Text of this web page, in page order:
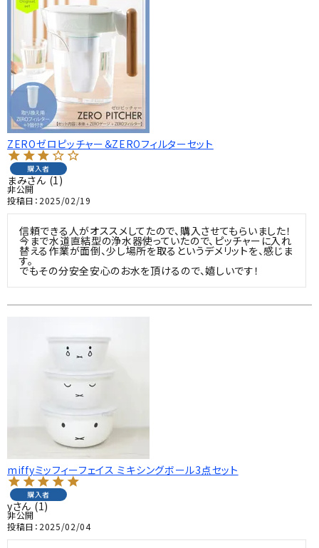
ZEROゼロピッチャー＆ZEROフィルターセット
購入者
まみ 1
非公開
投稿日 2025/02/19
信頼できる人がオススメしてたので、購入させてもらいました！
今まで水道直結型の浄水器使っていたので、ピッチャーに入れ
替える作業が面倒、少し場所を取るというデメリットを、感じま
す。
でもその分安全安心のお水を頂けるので、嬉しいです！
miffyミッフィーフェイス ミキシングボール3点セット
購入者
y 1
非公開
投稿日 2025/02/04